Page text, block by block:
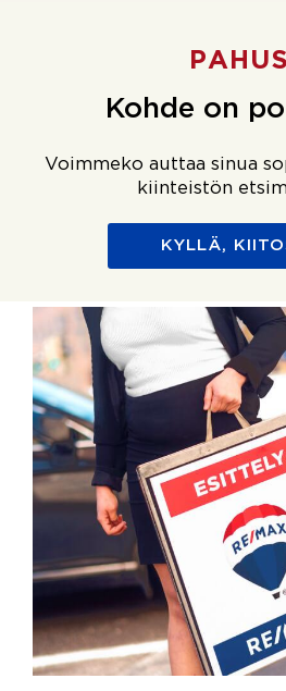
Kohde on
Voimmeko auttaa sinua
kiinteistön
KYLLÄ,